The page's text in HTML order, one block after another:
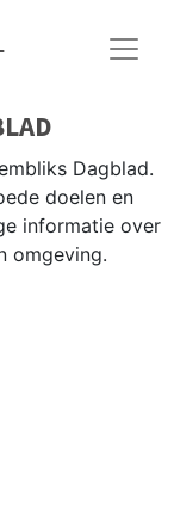
Dagblad.
doelen en
informatie over
omgeving.